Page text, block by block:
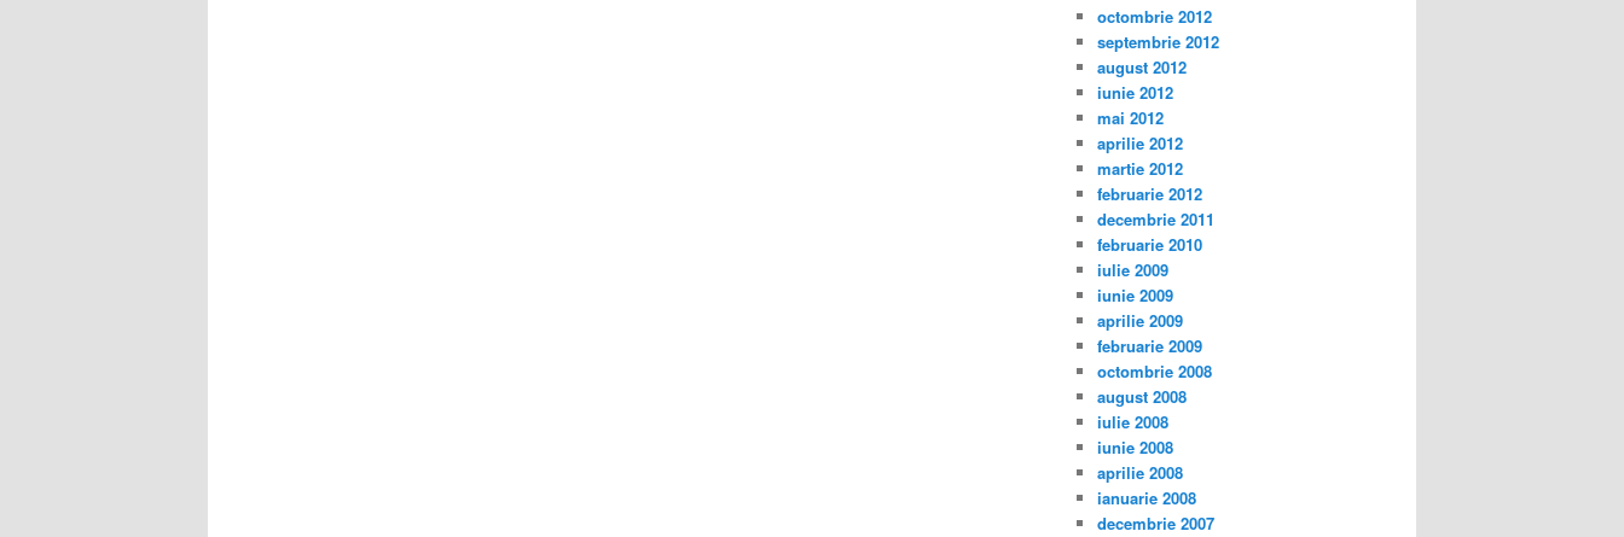
octombrie 2012
septembrie 2012
august 2012
iunie 2012
mai 2012
aprilie 2012
martie 2012
februarie 2012
decembrie 2011
februarie 2010
iulie 2009
iunie 2009
aprilie 2009
februarie 2009
octombrie 2008
august 2008
iulie 2008
iunie 2008
aprilie 2008
ianuarie 2008
decembrie 2007